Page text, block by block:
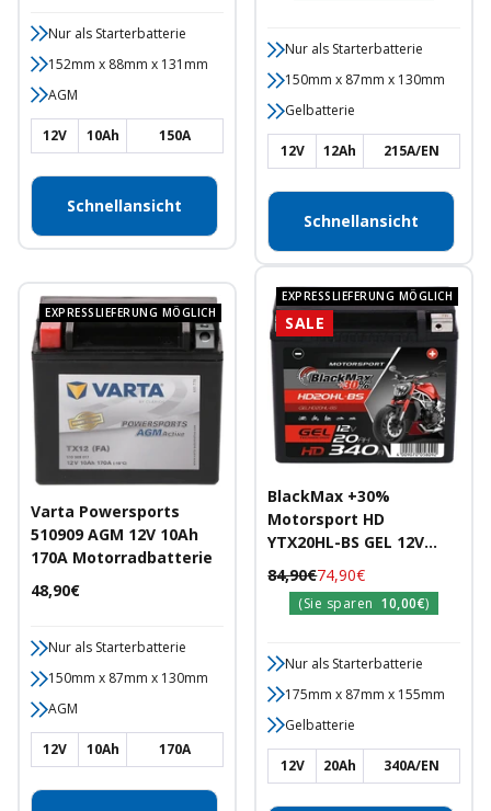
Nur als Starterbatterie
152mm x 88mm x 131mm
AGM
12V 10Ah 150A
Schnellansicht
Nur als Starterbatterie
150mm x 87mm x 130mm
Gelbatterie
12V 12Ah 215A/EN
Schnellansicht
EXPRESSLIEFERUNG MÖGLICH
Varta Powersports
510909 AGM 12V 10Ah
170A Motorradbatterie
Angebotspreis
48,90€
Nur als Starterbatterie
150mm x 87mm x 130mm
AGM
12V 10Ah 170A
EXPRESSLIEFERUNG MÖGLICH
SALE
BlackMax +30%
Motorsport HD
YTX20HL-BS GEL 12V
20Ah 340A/EN
Motorradbatterie
Angebotspreis
74,90€
Regulärer
Preis
84,90€
(Sie sparen 10,00€)
Nur als Starterbatterie
175mm x 87mm x 155mm
Gelbatterie
12V 20Ah 340A/EN